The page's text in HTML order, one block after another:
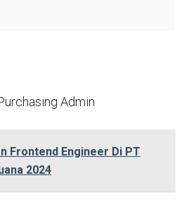
Admin
Frontend Engineer Di PT
2024